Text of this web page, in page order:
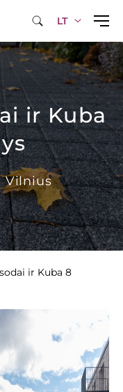
LT
ir Kuba
Vilnius
ir Kuba 8